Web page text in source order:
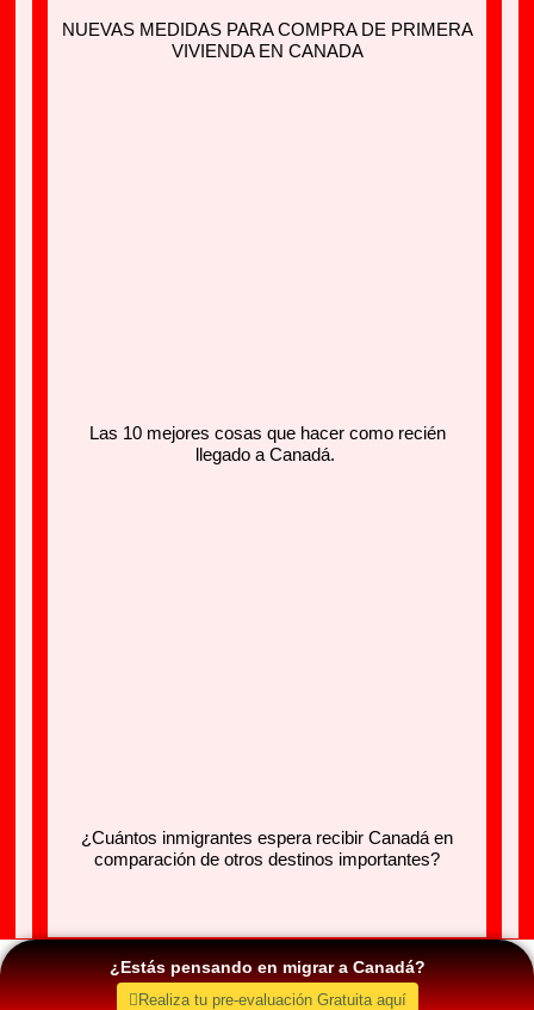
NUEVAS MEDIDAS PARA COMPRA DE PRIMERA
VIVIENDA EN CANADA
Las 10 mejores cosas que hacer como recién
llegado a Canadá.
¿Cuántos inmigrantes espera recibir Canadá en
comparación de otros destinos importantes?
¿Estás pensando en migrar a Canadá?
Realiza tu pre-evaluación Gratuita aquí